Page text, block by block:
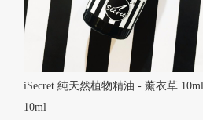
iSecret 純天然植物精油 - 薰衣草 10ml
10ml